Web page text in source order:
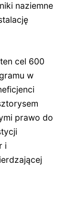
naziemne
cel 600
w
prawo do
i